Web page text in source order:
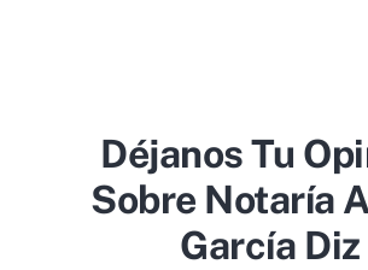
Déjanos Tu
Sobre Notaría
García Diz